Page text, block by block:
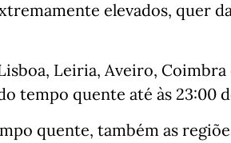
elevados, quer
Leiria, Aveiro, Coimbra
tempo quente até às 23:00
quente, também as